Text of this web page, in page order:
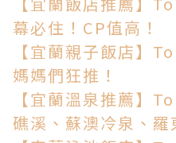
幕必住！CP值高！
【宜蘭親子飯店】
媽媽們狂推！
【宜蘭溫泉推薦】
礁溪、蘇澳冷泉、羅